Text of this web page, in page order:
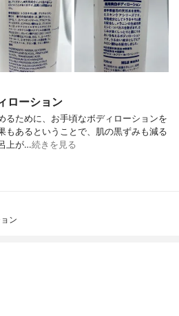
ローション
るために、お手頃なボディローションを
もあるということで、肌の黒ずみも減る
上が…続きを見る
ン